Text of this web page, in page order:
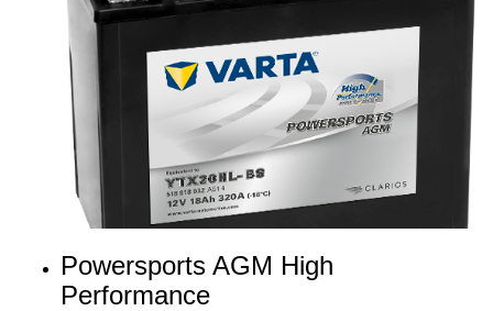
Powersports AGM High
Performance